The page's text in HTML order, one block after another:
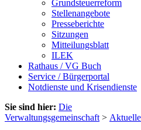
Grundsteuerreform
Stellenangebote
Presseberichte
Sitzungen
Mitteilungsblatt
ILEK
Rathaus / VG Buch
Service / Bürgerportal
Notdienste und Krisendienste
Sie sind hier: Die
Verwaltungsgemeinschaft >